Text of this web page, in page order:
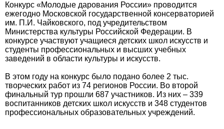
Конкурс «Молодые дарования России» проводится
ежегодно Московской государственной консерваторией
им. П.И. Чайковского, под учредительством
Министерства культуры Российской Федерации. В
конкурсе участвуют учащиеся детских школ искусств и
студенты профессиональных и высших учебных
заведений в области культуры и искусств.
В этом году на конкурс было подано более 2 тыс.
творческих работ из 74 регионов России. Во второй
финальный тур прошли 687 участников. Из них – 339
воспитанников детских школ искусств и 348 студентов
профессиональных образовательных учреждений.